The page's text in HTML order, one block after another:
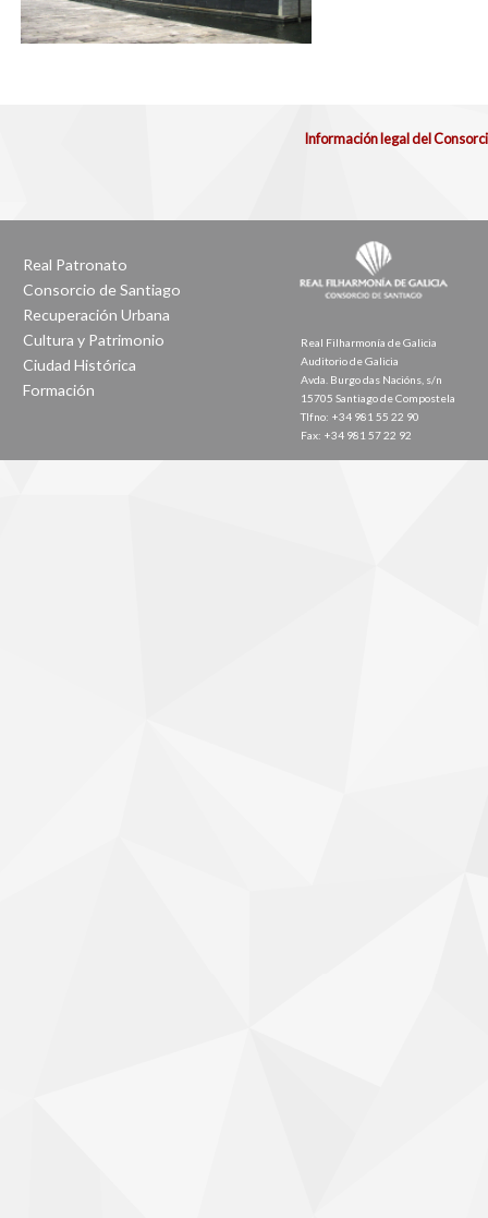
Información legal del
Real Patronato
Consorcio de Santiago
Recuperación Urbana
Cultura y Patrimonio
Ciudad Histórica
Formación
Real Filharmonía de Galicia
Auditorio de Galicia
Avda. Burgo das Nacións, s/n
15705 Santiago de Compostela
Tlfno: +34 981 55 22 90
Fax: +34 981 57 22 92